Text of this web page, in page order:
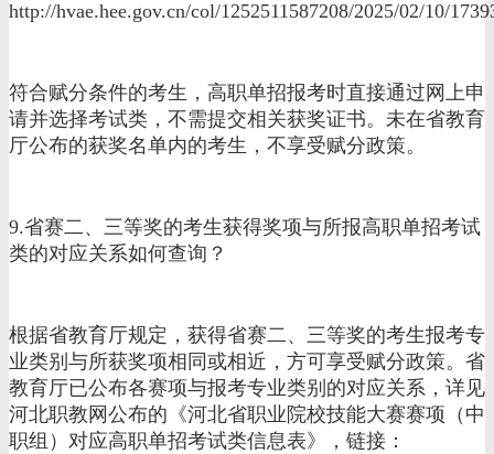
http://hvae.hee.gov.cn/col/1252511587208/2025/02/10/
符合赋分条件的考生，高职单招报考时直接通过网上申
请并选择考试类，不需提交相关获奖证书。未在省教育
厅公布的获奖名单内的考生，不享受赋分政策。
9.省赛二、三等奖的考生获得奖项与所报高职单招考试
类的对应关系如何查询？
根据省教育厅规定，获得省赛二、三等奖的考生报考专
业类别与所获奖项相同或相近，方可享受赋分政策。省
教育厅已公布各赛项与报考专业类别的对应关系，详见
河北职教网公布的《河北省职业院校技能大赛赛项（中
职组）对应高职单招考试类信息表》，链接：